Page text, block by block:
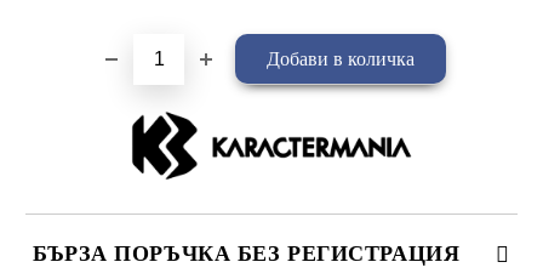
БЪРЗА ПОРЪЧКА БЕЗ РЕГИСТРАЦИЯ